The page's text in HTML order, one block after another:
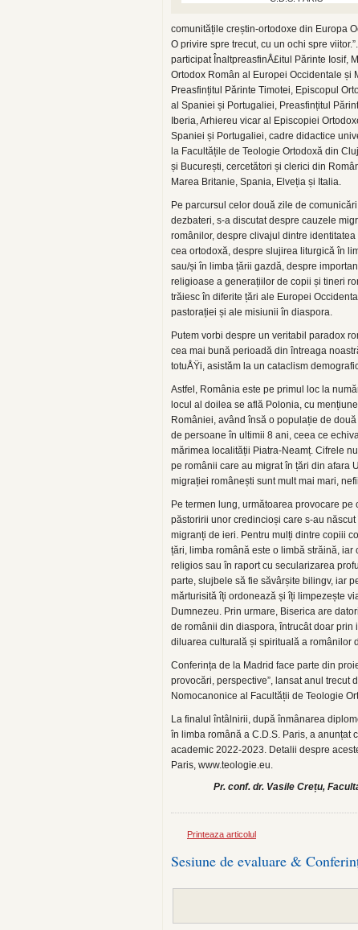
comunitățile creștin-ortodoxe din Europa
O privire spre trecut, cu un ochi spre
participat ÎnaltpreasfinÅ£itul Părinte Iosif,
Ortodox Român al Europei Occidentale și
Preasfințitul Părinte Timotei, Episcopul
al Spaniei și Portugaliei, Preasfințitul
Iberia, Arhiereu vicar al Episcopiei
Spaniei și Portugaliei, cadre didactice
la Facultățile de Teologie Ortodoxă din
și București, cercetători și clerici din
Marea Britanie, Spania, Elveția și Italia.
Pe parcursul celor două zile de comunicări
dezbateri, s-a discutat despre cauzele
românilor, despre clivajul dintre identitatea
cea ortodoxă, despre slujirea liturgică în
sau/și în limba țării gazdă, despre
religioase a generațiilor de copii și tineri
trăiesc în diferite țări ale Europei
pastorației și ale misiunii în diaspora.
Putem vorbi despre un veritabil paradox
cea mai bună perioadă din întreaga
totuÅŸi, asistăm la un cataclism
Astfel, România este pe primul loc la
locul al doilea se află Polonia, cu
României, având însă o populație de
de persoane în ultimii 8 ani, ceea ce
mărimea localității Piatra-Neamț. Cifrele
pe românii care au migrat în țări din afara
migrației românești sunt mult mai mari,
Pe termen lung, următoarea provocare
păstoririi unor credincioși care s-au
migranți de ieri. Pentru mulți dintre copiii
țări, limba română este o limbă străină,
religios sau în raport cu secularizarea
parte, slujbele să fie săvârșite bilingv, iar
mărturisită îți ordonează și îți limpezește
Dumnezeu. Prin urmare, Biserica are
de românii din diaspora, întrucât doar
diluarea culturală și spirituală a românilor
Conferința de la Madrid face parte din
provocări, perspective”, lansat anul trecut
Nomocanonice al Facultății de Teologie
La finalul întâlnirii, după înmânarea
în limba română a C.D.S. Paris, a anunțat
academic 2022-2023. Detalii despre
Paris, www.teologie.eu.
Pr. conf. dr. Vasile Crețu,
Printeaza articolul
Sesiune de evaluare &